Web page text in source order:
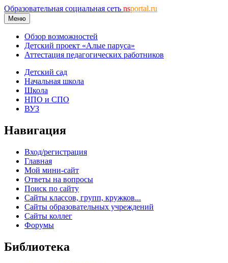
Образовательная социальная сеть nsportal.ru
Меню
Обзор возможностей
Детский проект «Алые паруса»
Аттестация педагогических работников
Детский сад
Начальная школа
Школа
НПО и СПО
ВУЗ
Навигация
Вход/регистрация
Главная
Мой мини-сайт
Ответы на вопросы
Поиск по сайту
Сайты классов, групп, кружков...
Сайты образовательных учреждений
Сайты коллег
Форумы
Библиотека